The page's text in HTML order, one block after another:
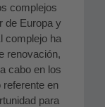
complejos
de Europa y
complejo ha
renovación,
cabo en los
en
para